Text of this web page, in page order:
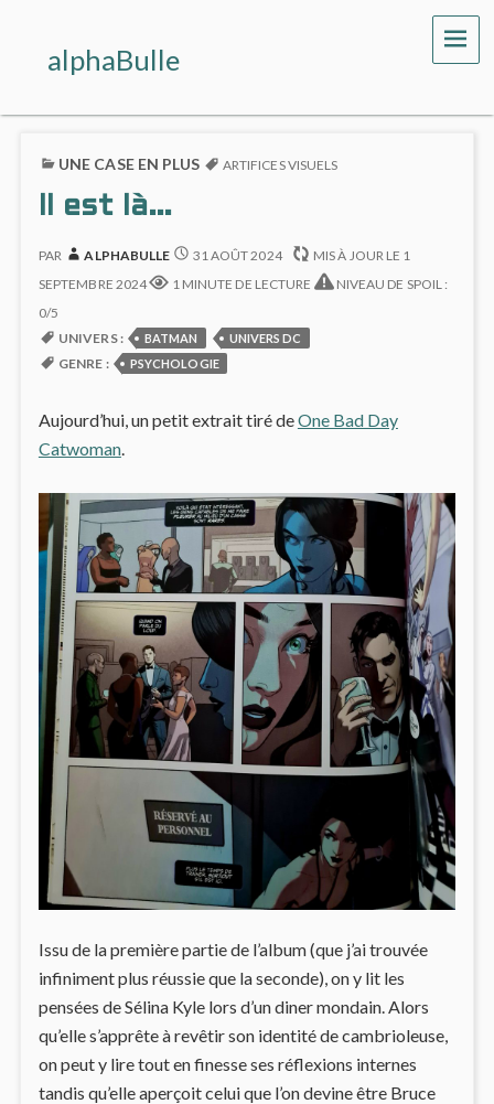
alphaBulle
UNE CASE EN PLUS ARTIFICES VISUELS
Il est là…
PAR ALPHABULLE 31 AOÛT 2024 MIS À JOUR LE 1
SEPTEMBRE 2024
1 MINUTE DE LECTURE
NIVEAU DE SPOIL :
0/5
UNIVERS :
BATMAN UNIVERS DC
GENRE : PSYCHOLOGIE
Aujourd’hui, un petit extrait tiré deOne Bad Day
Catwoman.
Issu de la première partie de l’album (que j’ai trouvée
infiniment plus réussie que la seconde), on y lit les
pensées de Sélina Kyle lors d’un diner mondain. Alors
qu’elle s’apprête à revêtir son identité de cambrioleuse,
on peut y lire tout en finesse ses réflexions internes
tandis qu’elle aperçoit celui que l’on devine être Bruce